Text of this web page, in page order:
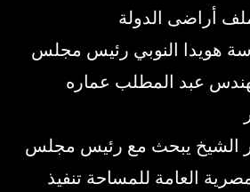
أراضى الدولة
هويدا النوبي رئيس مجلس
عبد المطلب عماره
الشيخ يبحث مع رئيس مجلس
العامة للمساحة تنفيذ